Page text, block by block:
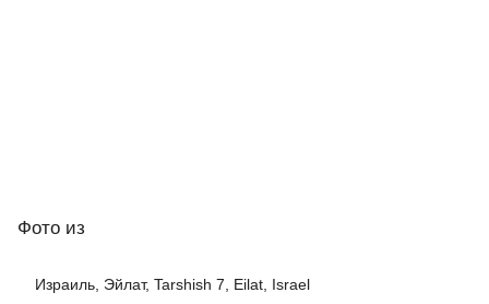
Фото из
Израиль, Эйлат, Tarshish 7, Eilat, Israel